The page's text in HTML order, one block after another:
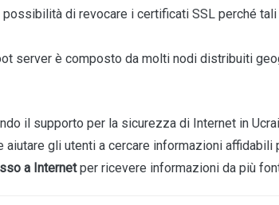
possibilità di revocare i certificati SSL perché
server è composto da molti nodi distribuiti
il supporto per la sicurezza di Internet in
aiutare gli utenti a cercare informazioni
a Internetper ricevere informazioni da più